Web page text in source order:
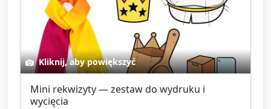
Kliknij, aby powiększyć
Mini rekwizyty — zestaw do wydruku i
wycięcia